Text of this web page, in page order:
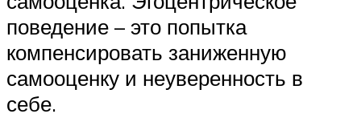
поведение – это попытка
компенсировать заниженную
самооценку и неуверенность в
себе.